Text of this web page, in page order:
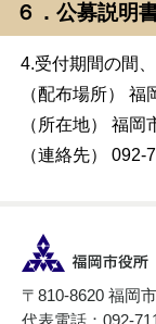
６．公募説明
4.受付期間の間
（配布場所）
（所在地） 福
（連絡先） 092-
〒810-8620 福岡